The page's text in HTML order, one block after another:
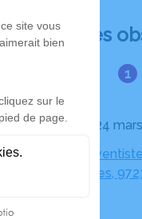
Déroulé des
Le mardi 24
Eglise
Immortelles,